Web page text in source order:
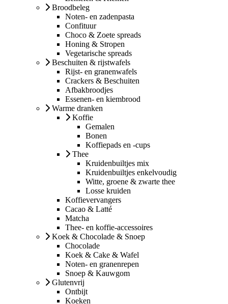
Broodbeleg
Noten- en zadenpasta
Confituur
Choco & Zoete spreads
Honing & Stropen
Vegetarische spreads
Beschuiten & rijstwafels
Rijst- en granenwafels
Crackers & Beschuiten
Afbakbroodjes
Essenen- en kiembrood
Warme dranken
Koffie
Gemalen
Bonen
Koffiepads en -cups
Thee
Kruidenbuiltjes mix
Kruidenbuiltjes enkelvoudig
Witte, groene & zwarte thee
Losse kruiden
Koffievervangers
Cacao & Latté
Matcha
Thee- en koffie-accessoires
Koek & Chocolade & Snoep
Chocolade
Koek & Cake & Wafel
Noten- en granenrepen
Snoep & Kauwgom
Glutenvrij
Ontbijt
Koeken